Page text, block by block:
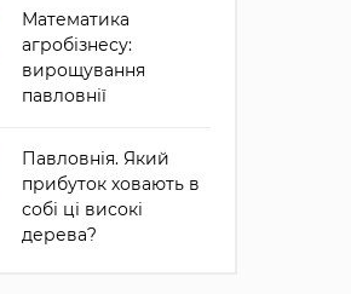
Математика
агробізнесу:
вирощування
павловнії
Павловнія. Який
прибуток ховають в
собі ці високі
дерева?